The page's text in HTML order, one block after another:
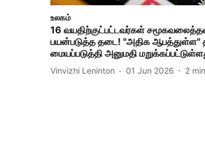
உலகம்
16 வயதிற்குட்பட்டவர்கள்
பயன்படுத்த தடை! "அதிக
மையப்படுத்தி அனுமதி
Vinvizhi Leninton 01 Jun 2026 2